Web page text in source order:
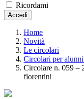
Ricordami
Accedi
Home
Novità
Le circolari
Circolari per
Circolare n. 059 –
fiorentini